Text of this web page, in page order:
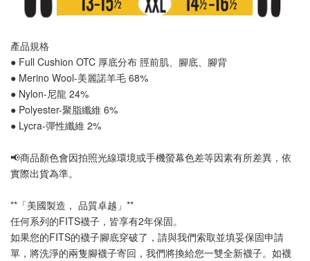
產品規格
● Full Cushion OTC 厚底分布 脛前肌、 腳底、 腳背
● Merino Wool-美麗諾羊毛 68%
● Nylon-尼龍 24%
● Polyester-聚脂纖維 6%
● Lycra-彈性纖維 2%
📢商品顏色會因拍照光線環境或手機螢幕色差等因素有所差異，依
實際出貨為準。
**「美國製造， 品質卓越」**
任何系列的FITS襪子，皆享有2年保固。
如果您的FITS的襪子腳底穿破了，請與我們索取並填妥保固申請
單，將洗淨的兩隻腳襪子寄回，我們將換給您一雙全新襪子。如襪